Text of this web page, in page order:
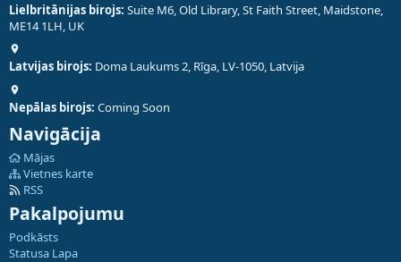
Lielbritānijas birojs: Suite M6, Old Library, St Faith Street, Maidstone,
ME14 1LH, UK
Latvijas birojs: Doma Laukums 2, Rīga, LV-1050, Latvija
Nepālas birojs: Coming Soon
Navigācija
Mājas
Vietnes karte
RSS
Pakalpojumu
Podkāsts
Statusa Lapa